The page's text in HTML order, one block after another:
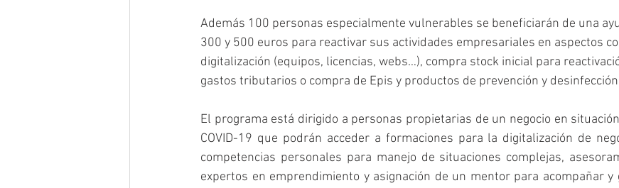
Además 100 personas especialmente vulnerables se beneficiarán de una
300 y 500 euros para reactivar sus actividades empresariales en aspectos
digitalización (equipos, licencias, webs…), compra stock inicial para
gastos tributarios o compra de Epis y productos de prevención y
El programa está dirigido a personas propietarias de un negocio en
COVID-19 que podrán acceder a formaciones para la digitalización de
competencias personales para manejo de situaciones complejas,
expertos en emprendimiento y asignación de un mentor para acompañar y